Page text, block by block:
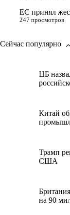
ЕС принял
247 просмотров
Сейчас популярно
ЦБ
Китай
Трамп
США
на 90